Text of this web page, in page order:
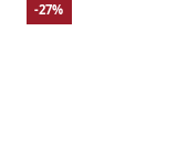
-27%